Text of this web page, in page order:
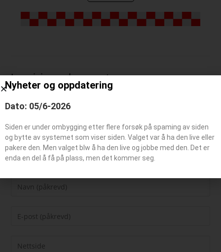
Legg igjen en kommentar
Nyheter og oppdatering
Dato: 05/6-2026
Siden er under ombygging etter flere forsøk på spaming av siden
og bytte av systemet som viser siden. Valget var å ha den live eller
pakere den. Men valget blw å ha den live og jobbe med den. Det er
enda en del å få på plass, men det kommer seg.